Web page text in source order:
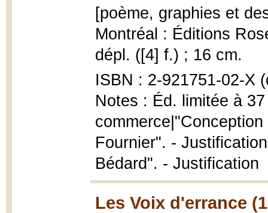
[poème, graphies et
Montréal : Éditions
dépl. ([4] f.) ; 16 cm.
ISBN : 2-921751-02-X
Notes : Éd. limitée à
Fournier". -
Bédard". - Justification
Les Voix d'errance